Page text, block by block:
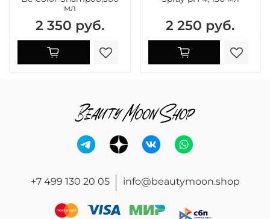
мл
2 350 руб. 2 250 руб.
+7 499 130 20 05 info@beautymoon.shop